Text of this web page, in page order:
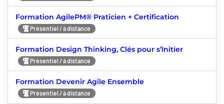
Formation AgilePM® Praticien + Certification
Présentiel / à distance
Formation Design Thinking, Clés pour s’Initier
Présentiel / à distance
Formation Devenir Agile Ensemble
Présentiel / à distance